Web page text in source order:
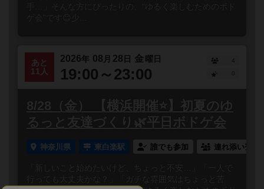
手…」そんな方にぴったりの、“ゆるく楽しむためのボド
ゲ会”です😊少...
あと
11人
2026年 08 月 28 日 金曜日
19:00～23:00
4
8/28（金） 【横浜開催⭐️】初夏のゆ
るっと友達づくり🌿平日ボドゲ会
神奈川県 東白楽駅 誰でも参加 連れ添い登録
「新しいこと始めたいけど、ちょっと不安…」「一人で
行っても大丈夫かな？」「ガチな雰囲気はちょっと苦